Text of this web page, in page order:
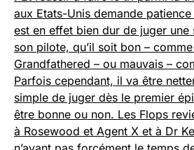
aux Etats-Unis demande
est en effet bien dur de juger une
son pilote, qu’il soit bon –
Grandfathered – ou mauvais –
Parfois cependant, il va être
simple de juger dès le premier
être bonne ou non. Les Flops
à Rosewood et Agent X et à Dr